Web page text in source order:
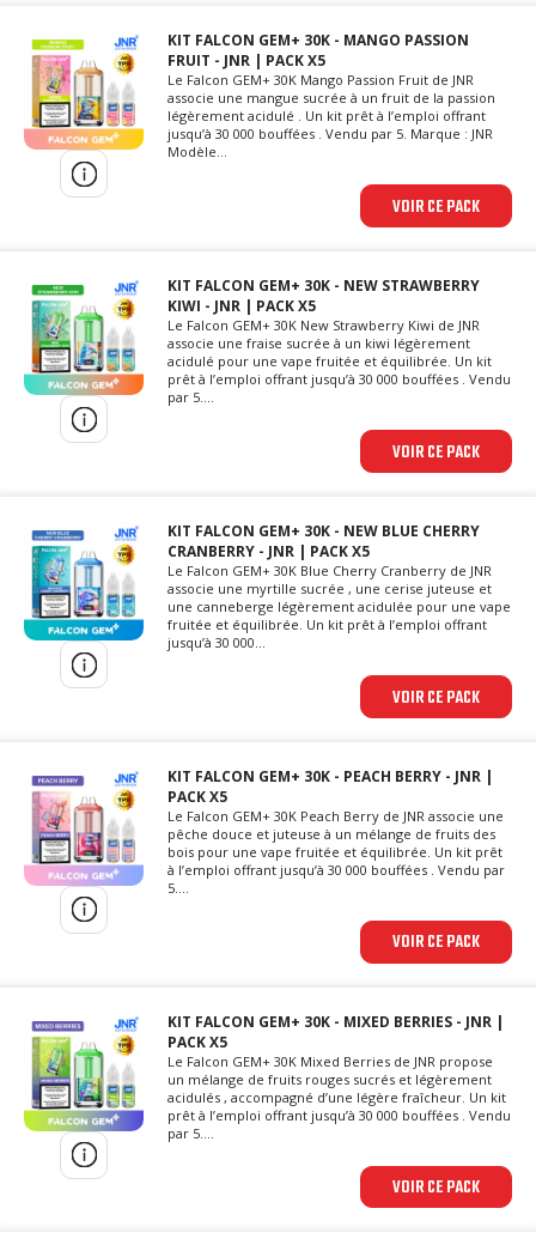
KIT FALCON GEM+ 30K - MANGO PASSION
FRUIT - JNR | PACK X5
Le Falcon GEM+ 30K Mango Passion Fruit de JNR
associe une mangue sucrée à un fruit de la passion
légèrement acidulé . Un kit prêt à l’emploi offrant
jusqu’à 30 000 bouffées . Vendu par 5. Marque : JNR
Modèle...
VOIR CE PACK
KIT FALCON GEM+ 30K - NEW STRAWBERRY
KIWI - JNR | PACK X5
Le Falcon GEM+ 30K New Strawberry Kiwi de JNR
associe une fraise sucrée à un kiwi légèrement
acidulé pour une vape fruitée et équilibrée. Un kit
prêt à l’emploi offrant jusqu’à 30 000 bouffées . Vendu
par 5....
VOIR CE PACK
KIT FALCON GEM+ 30K - NEW BLUE CHERRY
CRANBERRY - JNR | PACK X5
Le Falcon GEM+ 30K Blue Cherry Cranberry de JNR
associe une myrtille sucrée , une cerise juteuse et
une canneberge légèrement acidulée pour une vape
fruitée et équilibrée. Un kit prêt à l’emploi offrant
jusqu’à 30 000...
VOIR CE PACK
KIT FALCON GEM+ 30K - PEACH BERRY - JNR |
PACK X5
Le Falcon GEM+ 30K Peach Berry de JNR associe une
pêche douce et juteuse à un mélange de fruits des
bois pour une vape fruitée et équilibrée. Un kit prêt
à l’emploi offrant jusqu’à 30 000 bouffées . Vendu par
5....
VOIR CE PACK
KIT FALCON GEM+ 30K - MIXED BERRIES - JNR |
PACK X5
Le Falcon GEM+ 30K Mixed Berries de JNR propose
un mélange de fruits rouges sucrés et légèrement
acidulés , accompagné d’une légère fraîcheur. Un kit
prêt à l’emploi offrant jusqu’à 30 000 bouffées . Vendu
par 5....
VOIR CE PACK